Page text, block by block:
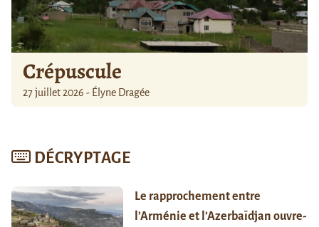
Crépuscule
27 juillet 2026 - Élyne Dragée
DÉCRYPTAGE
Le rapprochement entre
l’Arménie et l’Azerbaïdjan ouvre-